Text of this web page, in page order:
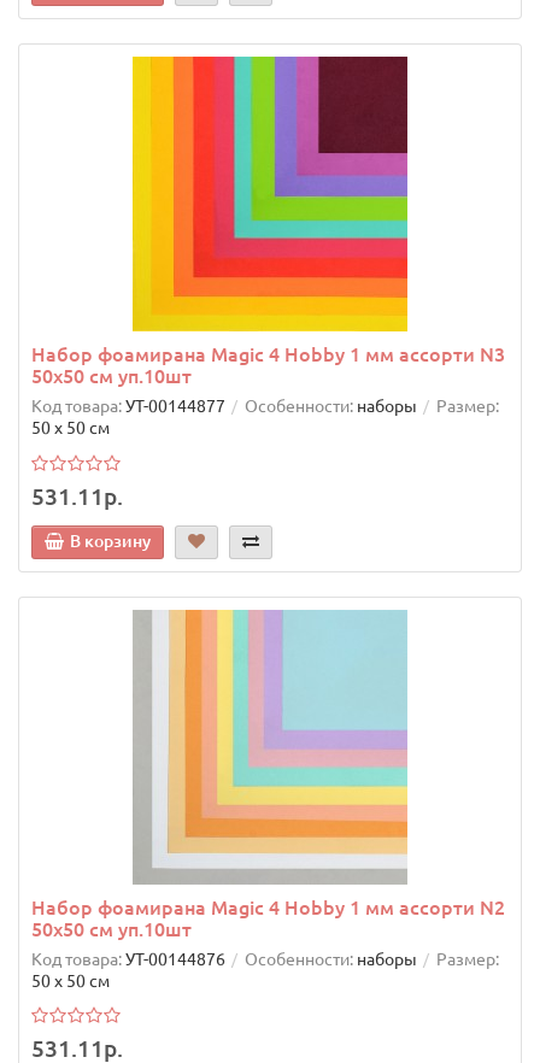
Набор фоамирана Magic 4 Hobby 1 мм ассорти N3
50х50 см уп.10шт
Код товара:УТ-00144877 Особенности: наборы
Размер:
50 х 50 см
531.11р.
В корзину
Набор фоамирана Magic 4 Hobby 1 мм ассорти N2
50х50 см уп.10шт
Код товара:УТ-00144876 Особенности: наборы
Размер:
50 х 50 см
531.11р.